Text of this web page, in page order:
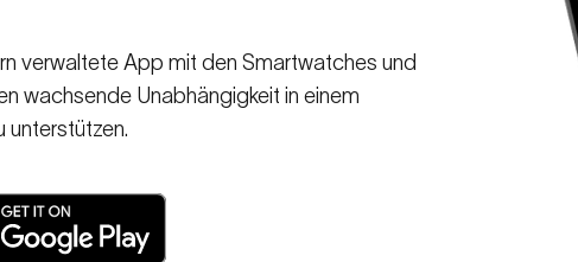
verwaltete App mit den Smartwatches und
wachsende Unabhängigkeit in einem
unterstützen.